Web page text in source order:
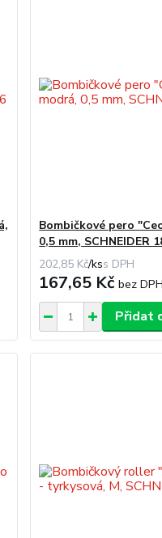
Bombičkové pero
0,5 mm, SCHNEIDER
202,85 Kč/ks
167,65 Kčbez DPH
Přidat